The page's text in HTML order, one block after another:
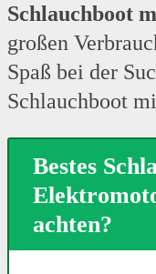
Schlauchboot
großen
Spaß bei der
Schlauchboot
Bestes
achten?